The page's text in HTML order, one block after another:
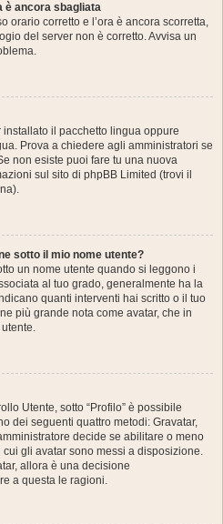
è ancora sbagliata
orario corretto e l’ora è ancora scorretta,
del server non è corretto. Avvisa un
installato il pacchetto lingua oppure
Prova a chiedere agli amministratori se
non esiste puoi fare tu una nuova
sul sito di phpBB Limited (trovi il
sotto il mio nome utente?
un nome utente quando si leggono i
al tuo grado, generalmente ha la
quanti interventi hai scritto o il tuo
più grande nota come avatar, che in
Utente, sotto “Profilo” è possibile
dei seguenti quattro metodi: Gravatar,
decide se abilitare o meno
gli avatar sono messi a disposizione.
allora è una decisione
a questa le ragioni.